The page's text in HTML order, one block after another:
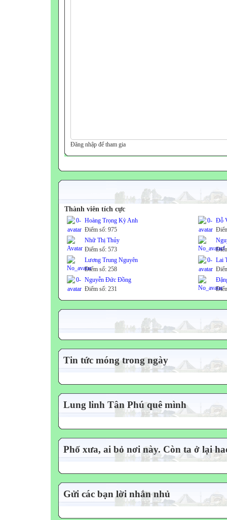
Đăng nhập để tham gia
Thành viên tích cực
Hoàng Trọng Kỳ Anh
Điểm số: 975
Đỗ
Nhữ Thị Thủy
Điểm số: 573
Lương Trung Nguyên
Điểm số: 258
Lai
Nguyễn Đức Đồng
Điểm số: 231
Tin tức móng trong ngày
Lung linh Tân Phú quê mình
Phố xưa, ai bỏ nơi này. Còn ta ở lại
Gửi các bạn lời nhắn nhủ